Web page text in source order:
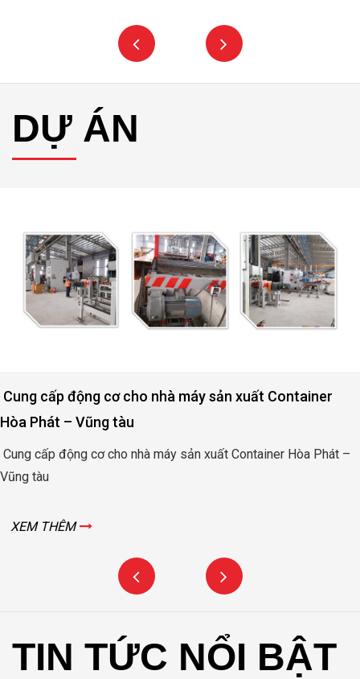
DỰ ÁN
Cung cấp động cơ cho nhà máy sản xuất Container
Hòa Phát – Vũng tàu
Cung cấp động cơ cho nhà máy sản xuất Container Hòa Phát –
Vũng tàu
XEM THÊM
TIN TỨC NỔI BẬT